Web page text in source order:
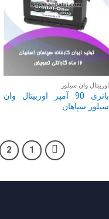
اوربیتال وان سیلور
باتری 90 آمپر اوربیتال وان
سیلور سپاهان
1
2